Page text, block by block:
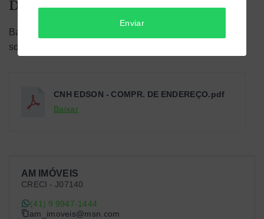
AM IMÓVEIS
CRECI - J07140
(41) 9 9947-1444
am_imoveis@msn.com
Documentos do imóvel
Baixe os documentos e tenha ainda mais informações
sobre o imóvel.
CNH EDSON - COMPR. DE ENDEREÇO.pdf
Baixar
Enviar